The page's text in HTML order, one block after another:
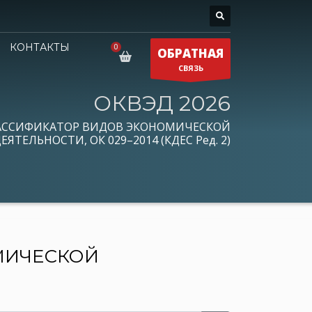
КОНТАКТЫ ОБРАТНАЯ
СВЯЗЬ
ОКВЭД 2026
ВИДОВ ЭКОНОМИЧЕСКОЙ
ОК 029–2014 (КДЕС Ред. 2)